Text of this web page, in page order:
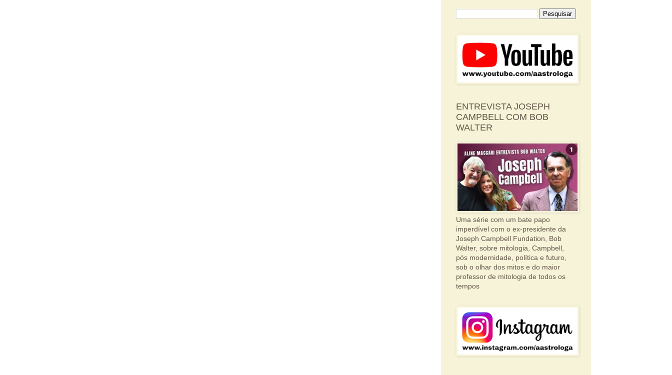
ENTREVISTA JOSEPH
CAMPBELL COM BOB
WALTER
Uma série com um bate papo
imperdível com o ex-presidente da
Joseph Campbell Fundation, Bob
Walter, sobre mitologia, Campbell,
pós modernidade, política e futuro,
sob o olhar dos mitos e do maior
professor de mitologia de todos os
tempos